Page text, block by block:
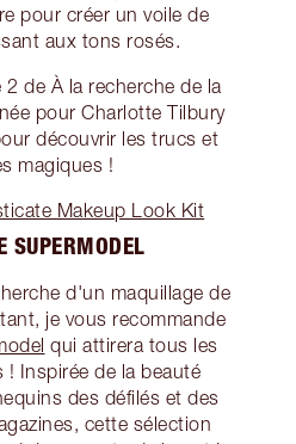
pour créer un voile de
aux tons rosés.
de À la recherche de la
pour Charlotte Tilbury
découvrir les trucs et
magiques !
Makeup Look Kit
SUPERMODEL
d'un maquillage de
je vous recommande
qui attirera tous les
! Inspirée de la beauté
des défilés et des
cette sélection